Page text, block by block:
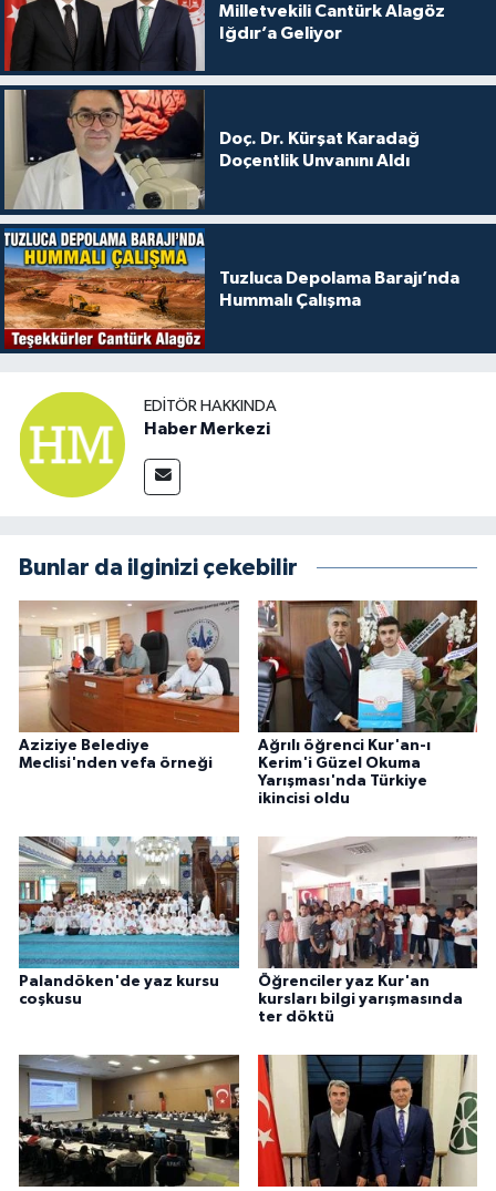
Milletvekili Cantürk Alagöz
Iğdır’a Geliyor
Doç. Dr. Kürşat Karadağ
Doçentlik Unvanını Aldı
Tuzluca Depolama Barajı’nda
Hummalı Çalışma
EDITÖR HAKKINDA
Haber Merkezi
Bunlar da ilginizi çekebilir
Aziziye Belediye
Meclisi'nden vefa örneği
Ağrılı öğrenci Kur'an-ı
Kerim'i Güzel Okuma
Yarışması'nda Türkiye
ikincisi oldu
Palandöken'de yaz kursu
coşkusu
Öğrenciler yaz Kur'an
kursları bilgi yarışmasında
ter döktü